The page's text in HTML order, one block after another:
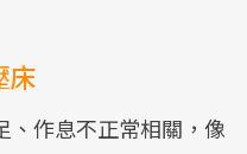
床
、作息不正常相關，像